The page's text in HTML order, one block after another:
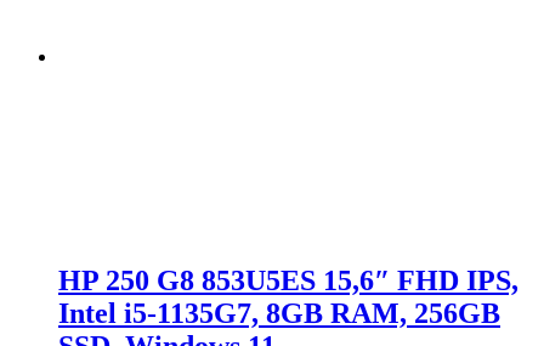
HP 250 G8 853U5ES 15,6″ FHD IPS,
Intel i5-1135G7, 8GB RAM, 256GB